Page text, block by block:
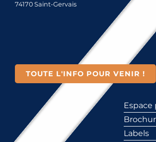
74170 Saint-Gervais
TOUTE L'INFO POUR VENIR !
Espace
Labels